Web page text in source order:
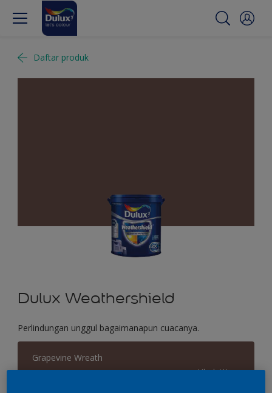
Daftar produk
Dulux Weathershield
Perlindungan unggul bagaimanapun cuacanya.
Grapevine Wreath
Ubah Warna